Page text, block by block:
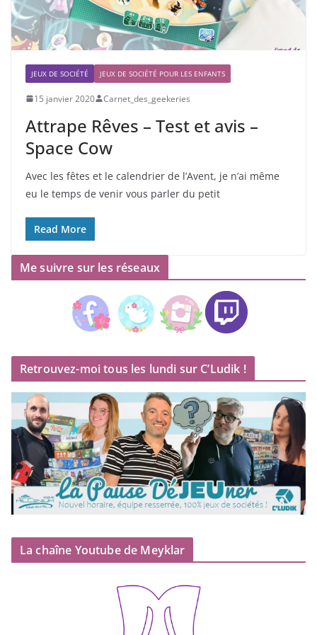
JEUX DE SOCIÉTÉ JEUX DE SOCIÉTÉ POUR LES ENFANTS
15 janvier 2020 Carnet_des_geekeries
Attrape Rêves – Test et avis –
Space Cow
Avec les fêtes et le calendrier de l’Avent, je n’ai même
eu le temps de venir vous parler du petit
Read More
Me suivre sur les réseaux
Retrouvez-moi tous les lundi sur C’Ludik !
La chaîne Youtube de Meyklar